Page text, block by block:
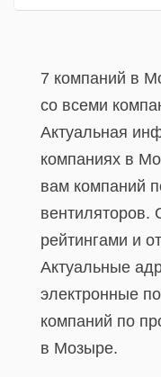
7 компаний в
со всеми
Актуальная
компаниях в
вам компаний
вентиляторов.
рейтингами и
Актуальные
электронные
компаний по
в Мозыре.